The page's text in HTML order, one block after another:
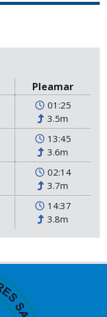
Pleamar
01:25
3.5m
13:45
3.6m
02:14
3.7m
14:37
3.8m